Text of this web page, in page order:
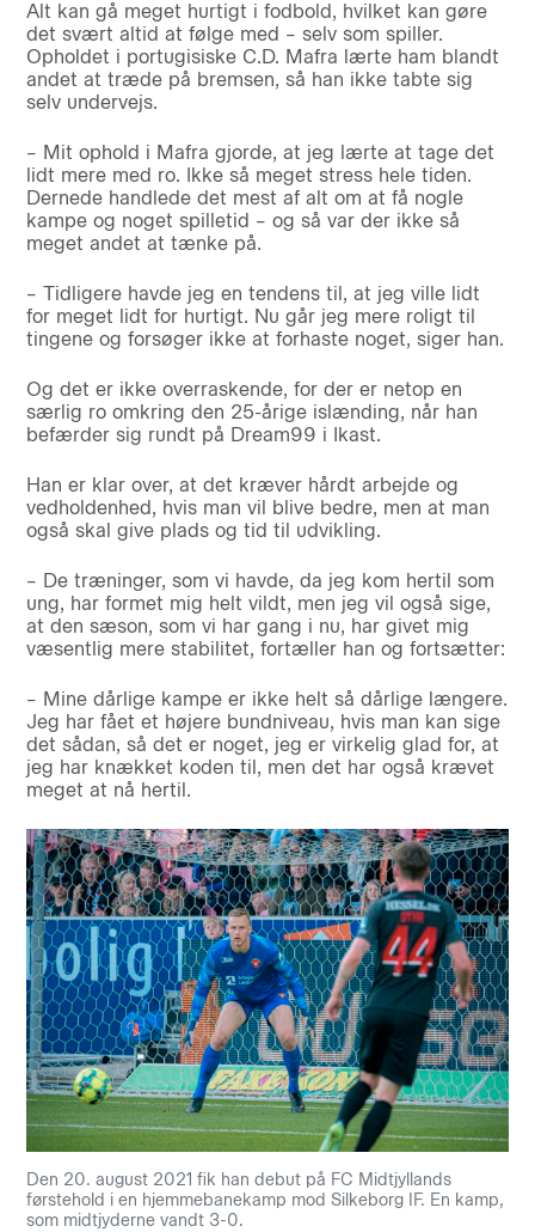
Alt kan gå meget hurtigt i fodbold, hvilket kan gøre
det svært altid at følge med – selv som spiller.
Opholdet i portugisiske C.D. Mafra lærte ham blandt
andet at træde på bremsen, så han ikke tabte sig
selv undervejs.
– Mit ophold i Mafra gjorde, at jeg lærte at tage det
lidt mere med ro. Ikke så meget stress hele tiden.
Dernede handlede det mest af alt om at få nogle
kampe og noget spilletid – og så var der ikke så
meget andet at tænke på.
– Tidligere havde jeg en tendens til, at jeg ville lidt
for meget lidt for hurtigt. Nu går jeg mere roligt til
tingene og forsøger ikke at forhaste noget, siger han.
Og det er ikke overraskende, for der er netop en
særlig ro omkring den 25-årige islænding, når han
befærder sig rundt på Dream99 i Ikast.
Han er klar over, at det kræver hårdt arbejde og
vedholdenhed, hvis man vil blive bedre, men at man
også skal give plads og tid til udvikling.
– De træninger, som vi havde, da jeg kom hertil som
ung, har formet mig helt vildt, men jeg vil også sige,
at den sæson, som vi har gang i nu, har givet mig
væsentlig mere stabilitet, fortæller han og fortsætter:
– Mine dårlige kampe er ikke helt så dårlige længere.
Jeg har fået et højere bundniveau, hvis man kan sige
det sådan, så det er noget, jeg er virkelig glad for, at
jeg har knækket koden til, men det har også krævet
meget at nå hertil.
Den 20. august 2021 fik han debut på FC Midtjyllands
førstehold i en hjemmebanekamp mod Silkeborg IF. En kamp,
som midtjyderne vandt 3-0.